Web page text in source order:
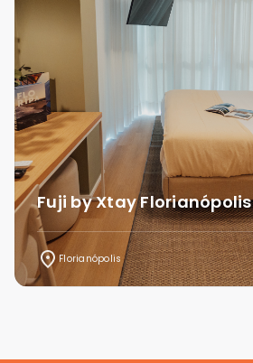
Fuji by Xtay Florianópolis
Florianópolis